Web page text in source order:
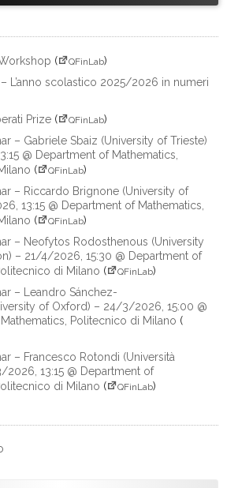
( QFinLab)
L’anno scolastico 2025/2026 in numeri
Prize ( QFinLab)
– Gabriele Sbaiz (University of Trieste)
@ Department of Mathematics,
( QFinLab)
– Riccardo Brignone (University of
13:15 @ Department of Mathematics,
( QFinLab)
– Neofytos Rodosthenous (University
– 21/4/2026, 15:30 @ Department of
di Milano ( QFinLab)
– Leandro Sánchez-
of Oxford) – 24/3/2026, 15:00 @
Politecnico di Milano (
– Francesco Rotondi (Università
13:15 @ Department of
di Milano ( QFinLab)